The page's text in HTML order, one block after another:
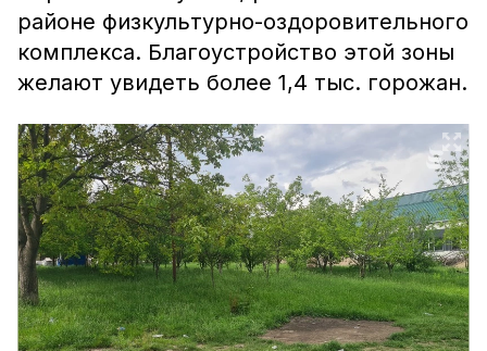
районе физкультурно-оздоровительного
комплекса. Благоустройство этой зоны
желают увидеть более 1,4 тыс. горожан.